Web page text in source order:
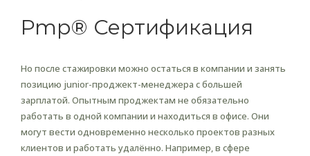
Pmp® Сертификация
Но после стажировки можно остаться в компании и занять
позицию junior-проджект-менеджера с большей
зарплатой. Опытным проджектам не обязательно
работать в одной компании и находиться в офисе. Они
могут вести одновременно несколько проектов разных
клиентов и работать удалённо. Например, в сфере